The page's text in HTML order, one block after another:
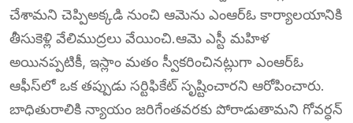
చేశామని చెప్పిఅక్కడి నుంచి ఆమెను ఎంఆర్ఓ కార్యాలయానికి
తీసుకెళ్లి వేలిముద్రలు వేయించి.ఆమె ఎస్టీ మహిళ
అయినప్పటికీ, ఇస్లాం మతం స్వీకరించినట్లుగా ఎంఆర్ఓ
ఆఫీస్‌లో ఒక తప్పుడు సర్టిఫికేట్ సృష్టించారని ఆరోపించారు.
బాధితురాలికి న్యాయం జరిగేంతవరకు పోరాడుతామని గోవర్ధన్